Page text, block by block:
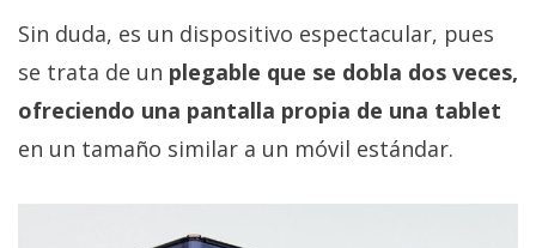
nosotros
/
Publicidad
/
Cambiar
de
Sin duda, es un dispositivo espectacular, pues
se trata de un plegable que se dobla dos veces,
ofreciendo una pantalla propia de una tablet
en un tamaño similar a un móvil estándar.